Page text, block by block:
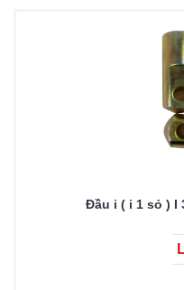
Đầu i ( i 1 sỏ ) I